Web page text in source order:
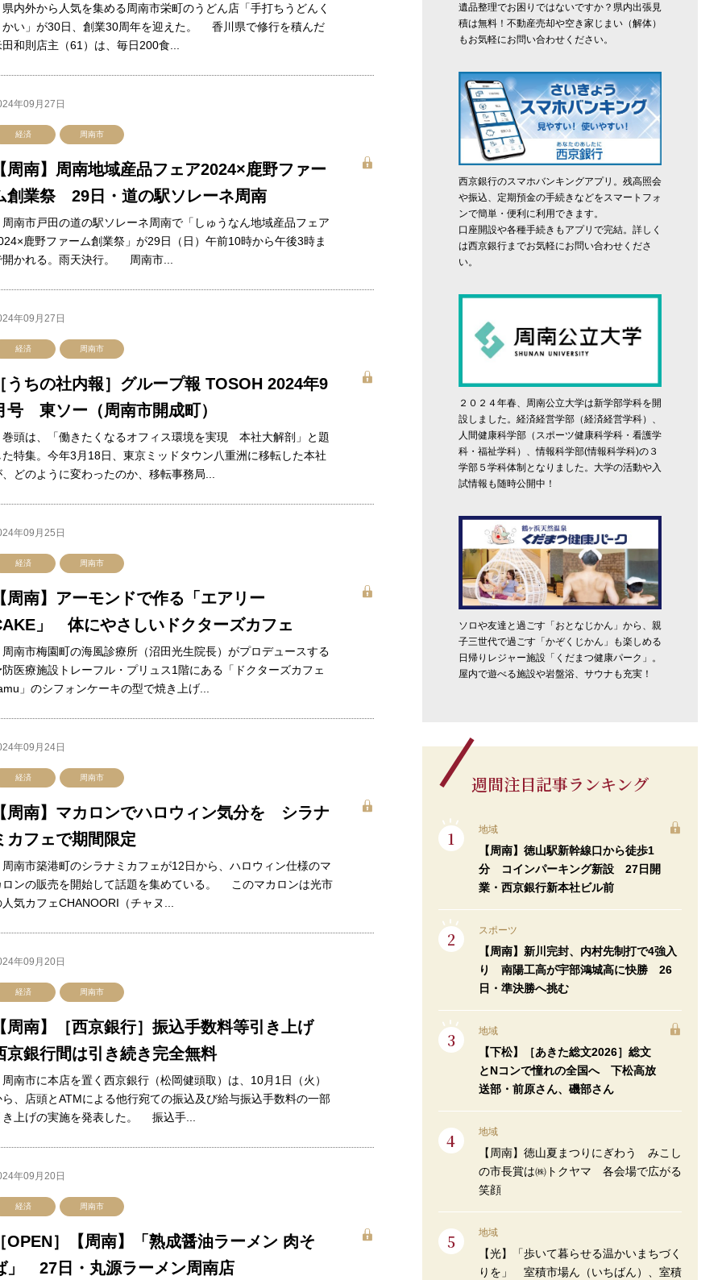
内外から人気を集める周南市栄町のうどん店「手打ちうどんく
かい」が30日、創業30周年を迎えた。 香川県で修行を積んだ
和則店主（61）は、毎日200食...
年09月27日
経済 周南市
周南】周南地域産品フェア2024×鹿野ファー
創業祭 29日・道の駅ソレーネ周南
南市戸田の道の駅ソレーネ周南で「しゅうなん地域産品フェア
鹿野ファーム創業祭」が29日（日）午前10時から午後3時ま
開かれる。雨天決行。 周南市...
年09月27日
経済 周南市
うちの社内報］グループ報 TOSOH 2024年9
号 東ソー（周南市開成町）
頭は、「働きたくなるオフィス環境を実現 本社大解剖」と題
た特集。今年3月18日、東京ミッドタウン八重洲に移転した本社
どのように変わったのか、移転事務局...
年09月25日
経済 周南市
周南】アーモンドで作る「エアリー
」 体にやさしいドクターズカフェ
南市梅園町の海風診療所（沼田光生院長）がプロデュースする
防医療施設トレーフル・プリュス1階にある「ドクターズカフェ
」のシフォンケーキの型で焼き上げ...
年09月24日
経済 周南市
周南】マカロンでハロウィン気分を シラナ
カフェで期間限定
南市築港町のシラナミカフェが12日から、ハロウィン仕様のマ
ロンの販売を開始して話題を集めている。 このマカロンは光市
気カフェCHANOORI（チャヌ...
年09月20日
経済 周南市
周南】［西京銀行］振込手数料等引き上げ
京銀行間は引き続き完全無料
南市に本店を置く西京銀行（松岡健頭取）は、10月1日（火）
ら、店頭とATMによる他行宛ての振込及び給与振込手数料の一部
き上げの実施を発表した。 振込手...
年09月20日
経済 周南市
OPEN］【周南】「熟成醤油ラーメン 肉そ
」 27日・丸源ラーメン周南店
遺品整理でお困りではないですか？県内出張見
積は無料！不動産売却や空き家じまい（解体）
もお気軽にお問い合わせください。
西京銀行のスマホバンキングアプリ。残高照会
や振込、定期預金の手続きなどをスマートフォ
ンで簡単・便利に利用できます。
口座開設や各種手続きもアプリで完結。詳しく
は西京銀行までお気軽にお問い合わせくださ
い。
２０２４年春、周南公立大学は新学部学科を開
設しました。経済経営学部（経済経営学科）、
人間健康科学部（スポーツ健康科学科・看護学
科・福祉学科）、情報科学部(情報科学科)の３
学部５学科体制となりました。大学の活動や入
試情報も随時公開中！
ソロや友達と過ごす「おとなじかん」から、親
子三世代で過ごす「かぞくじかん」も楽しめる
日帰りレジャー施設「くだまつ健康パーク」。
屋内で遊べる施設や岩盤浴、サウナも充実！
週間注目記事ランキング
地域
【周南】徳山駅新幹線口から徒歩1
分 コインパーキング新設 27日開
業・西京銀行新本社ビル前
スポーツ
【周南】新川完封、内村先制打で4強入
り 南陽工高が宇部鴻城高に快勝 26
日・準決勝へ挑む
地域
【下松】［あきた総文2026］総文
とNコンで憧れの全国へ 下松高放
送部・前原さん、磯部さん
地域
【周南】徳山夏まつりにぎわう みこし
の市長賞は㈱トクヤマ 各会場で広がる
笑顔
地域
【光】「歩いて暮らせる温かいまちづく
りを」 室積市場ん（いちばん）、室積